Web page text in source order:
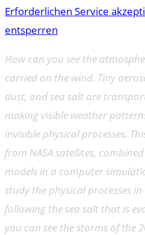
Erforderlichen Service
entsperren
How can you see the
carried on the wind. Tiny
dust, and sea salt are
making visible weather
invisible physical processes.
from NASA satellites,
models in a computer
study the physical processes
following the sea salt that is
you can see the storms of the